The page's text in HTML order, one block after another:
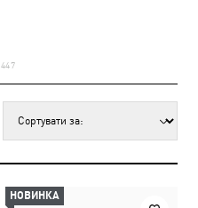
447
НОВИНКА